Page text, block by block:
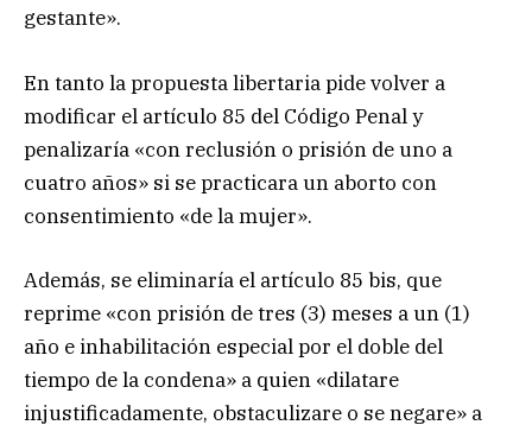
gestante».
En tanto la propuesta libertaria pide volver a
modificar el artículo 85 del Código Penal y
penalizaría «con reclusión o prisión de uno a
cuatro años» si se practicara un aborto con
consentimiento «de la mujer».
Además, se eliminaría el artículo 85 bis, que
reprime «con prisión de tres (3) meses a un (1)
año e inhabilitación especial por el doble del
tiempo de la condena» a quien «dilatare
injustificadamente, obstaculizare o se negare» a